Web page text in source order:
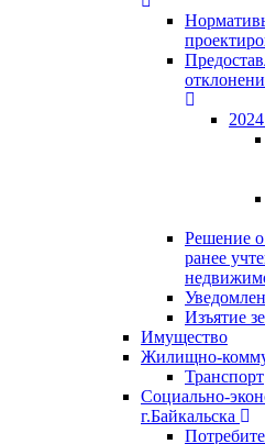
Решение о
ранее
Изъятие
Имущество
Жилищно-
Транспорт
Социально-
г.Байкальска